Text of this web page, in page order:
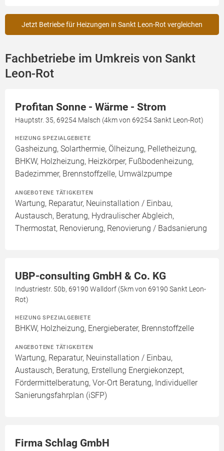
Jetzt Betriebe für Heizungen in Sankt Leon-Rot vergleichen
Fachbetriebe im Umkreis von Sankt
Leon-Rot
Profitan Sonne - Wärme - Strom
Hauptstr. 35, 69254 Malsch (4km von 69254 Sankt Leon-Rot)
HEIZUNG SPEZIALGEBIETE
Gasheizung, Solarthermie, Ölheizung, Pelletheizung,
BHKW, Holzheizung, Heizkörper, Fußbodenheizung,
Badezimmer, Brennstoffzelle, Umwälzpumpe
ANGEBOTENE TÄTIGKEITEN
Wartung, Reparatur, Neuinstallation / Einbau,
Austausch, Beratung, Hydraulischer Abgleich,
Thermostat, Renovierung, Renovierung / Badsanierung
UBP-consulting GmbH & Co. KG
Industriestr. 50b, 69190 Walldorf (5km von 69190 Sankt Leon-
Rot)
HEIZUNG SPEZIALGEBIETE
BHKW, Holzheizung, Energieberater, Brennstoffzelle
ANGEBOTENE TÄTIGKEITEN
Wartung, Reparatur, Neuinstallation / Einbau,
Austausch, Beratung, Erstellung Energiekonzept,
Fördermittelberatung, Vor-Ort Beratung, Individueller
Sanierungsfahrplan (iSFP)
Firma Schlag GmbH